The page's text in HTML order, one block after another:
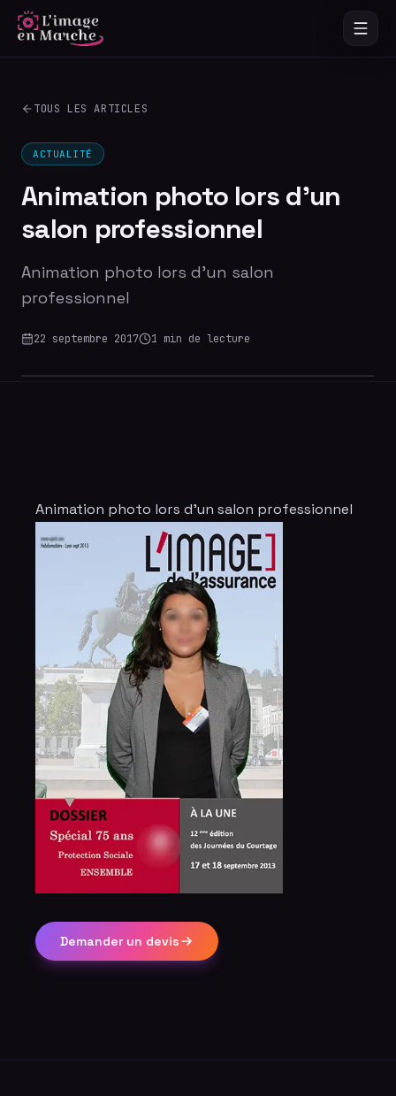
TOUS LES ARTICLES
ACTUALITÉ
Animation photo lors d'un
salon professionnel
Animation photo lors d'un salon
professionnel
22 septembre 2017 1 min de lecture
Animation photo lors d'un salon professionnel
Demander un devis